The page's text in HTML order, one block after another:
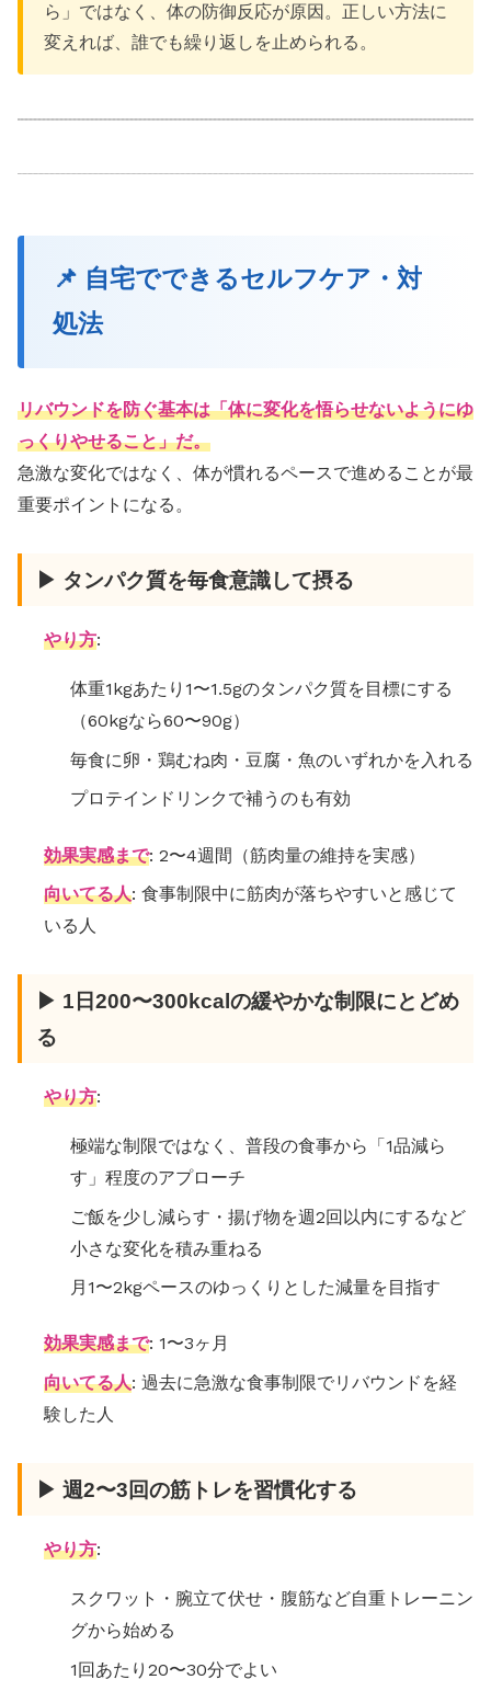
ら」ではなく、体の防御反応が原因。正しい方法に
変えれば、誰でも繰り返しを止められる。
📌 自宅でできるセルフケア・対
処法
リバウンドを防ぐ基本は「体に変化を悟らせないようにゆ
っくりやせること」だ。
急激な変化ではなく、体が慣れるペースで進めることが最
重要ポイントになる。
▶ タンパク質を毎食意識して摂る
やり方:
体重1kgあたり1〜1.5gのタンパク質を目標にする
（60kgなら60〜90g）
毎食に卵・鶏むね肉・豆腐・魚のいずれかを入れる
プロテインドリンクで補うのも有効
効果実感まで: 2〜4週間（筋肉量の維持を実感）
向いてる人: 食事制限中に筋肉が落ちやすいと感じて
いる人
▶ 1日200〜300kcalの緩やかな制限にとどめ
る
やり方:
極端な制限ではなく、普段の食事から「1品減ら
す」程度のアプローチ
ご飯を少し減らす・揚げ物を週2回以内にするなど
小さな変化を積み重ねる
月1〜2kgペースのゆっくりとした減量を目指す
効果実感まで: 1〜3ヶ月
向いてる人: 過去に急激な食事制限でリバウンドを経
験した人
▶ 週2〜3回の筋トレを習慣化する
やり方:
スクワット・腕立て伏せ・腹筋など自重トレーニン
グから始める
1回あたり20〜30分でよい